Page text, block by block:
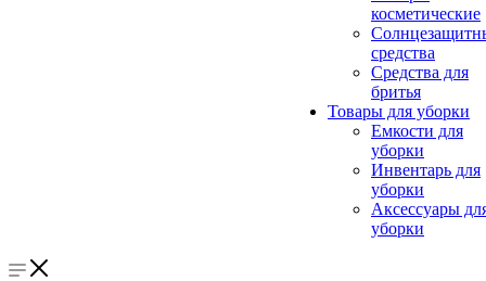
косметические
средства
Средства для
бритья
Товары для уборки
Емкости для
уборки
Инвентарь для
уборки
Аксессуары
уборки